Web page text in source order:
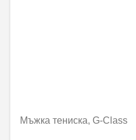
Мъжка тениска, G-Class